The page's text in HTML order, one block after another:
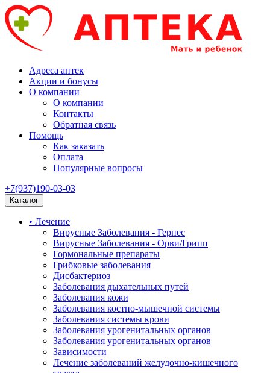
Адреса аптек
Акции и бонусы
О компании
О компании
Контакты
Обратная связь
Помощь
Как заказать
Оплата
Популярные вопросы
+7(937)190-03-03
Каталог
• Лечение
Вирусные Заболевания - Герпес
Вирусные Заболевания - Орви/Грипп
Гормональные препараты
Грибковые заболевания
Дисбактериоз
Заболевания дыхательных путей
Заболевания кожи
Заболевания костно-мышечной системы
Заболевания системы крови
Заболевания урогенитальных органов
Заболевания урогенитальных органов
Зависимости
Лечение заболеваний желудочно-кишечного